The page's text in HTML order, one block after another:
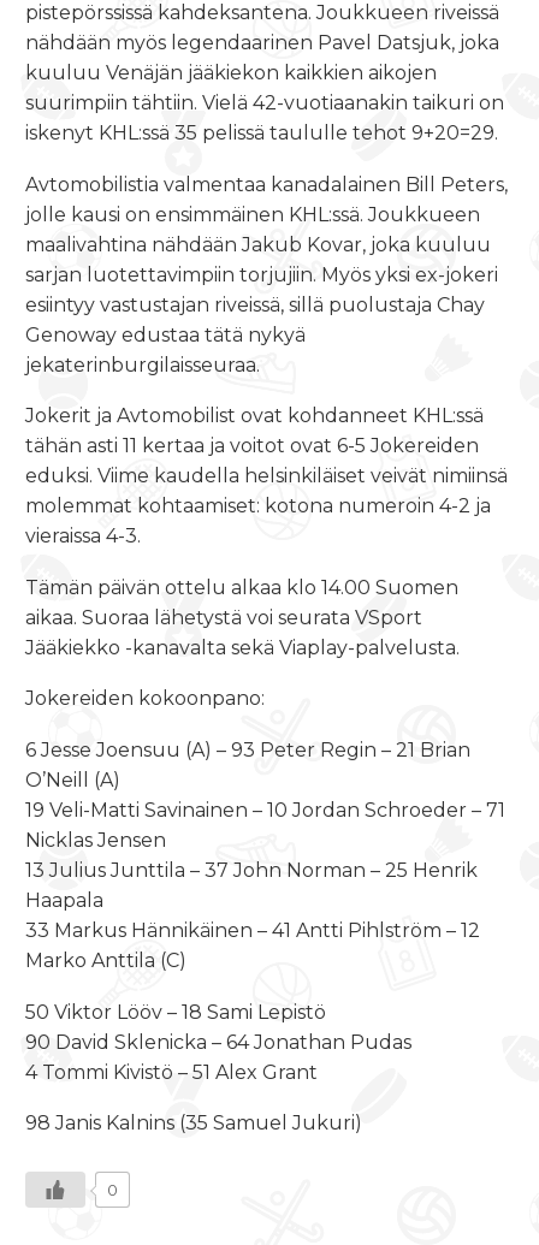
pistepörssissä kahdeksantena. Joukkueen riveissä
nähdään myös legendaarinen Pavel Datsjuk, joka
kuuluu Venäjän jääkiekon kaikkien aikojen
suurimpiin tähtiin. Vielä 42-vuotiaanakin taikuri on
iskenyt KHL:ssä 35 pelissä taululle tehot 9+20=29.
Avtomobilistia valmentaa kanadalainen Bill Peters,
jolle kausi on ensimmäinen KHL:ssä. Joukkueen
maalivahtina nähdään Jakub Kovar, joka kuuluu
sarjan luotettavimpiin torjujiin. Myös yksi ex-jokeri
esiintyy vastustajan riveissä, sillä puolustaja Chay
Genoway edustaa tätä nykyä
jekaterinburgilaisseuraa.
Jokerit ja Avtomobilist ovat kohdanneet KHL:ssä
tähän asti 11 kertaa ja voitot ovat 6-5 Jokereiden
eduksi. Viime kaudella helsinkiläiset veivät nimiinsä
molemmat kohtaamiset: kotona numeroin 4-2 ja
vieraissa 4-3.
Tämän päivän ottelu alkaa klo 14.00 Suomen
aikaa. Suoraa lähetystä voi seurata VSport
Jääkiekko -kanavalta sekä Viaplay-palvelusta.
Jokereiden kokoonpano:
6 Jesse Joensuu (A) – 93 Peter Regin – 21 Brian
O’Neill (A)
19 Veli-Matti Savinainen – 10 Jordan Schroeder – 71
Nicklas Jensen
13 Julius Junttila – 37 John Norman – 25 Henrik
Haapala
33 Markus Hännikäinen – 41 Antti Pihlström – 12
Marko Anttila (C)
50 Viktor Lööv – 18 Sami Lepistö
90 David Sklenicka – 64 Jonathan Pudas
4 Tommi Kivistö – 51 Alex Grant
98 Janis Kalnins (35 Samuel Jukuri)
0